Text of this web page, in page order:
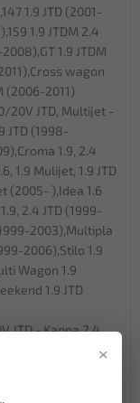
×
1.9 JTD (2001-
1.9 JTDM 2.4
1.9 JTDM
wagon
(2006-2011)
20V JTD, Multijet -
JTD (1998-
1.9, 2.4
1.9 Mulijet, 1.9 JTD
(2005- ),Idea 1.6
2.4 JTD (1999-
2003),Multipla
2006),Stilo 1.9
Wagon 1.9
1.9 JTD
JTD - Kappa 2.4
2.4 JTD 10V/20V
2.4